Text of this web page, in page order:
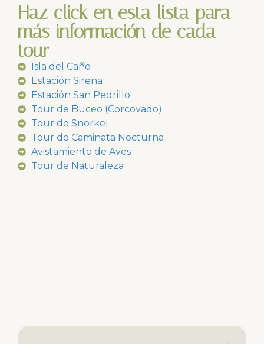
Haz click en esta lista para
más información de cada
tour
Isla del Caño
Estación Sirena
Estación San Pedrillo
Tour de Buceo (Corcovado)
Tour de Snorkel
Tour de Caminata Nocturna
Avistamiento de Aves
Tour de Naturaleza